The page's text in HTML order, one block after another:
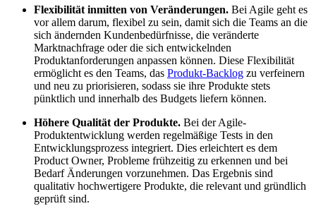
Flexibilität inmitten von Veränderungen. Bei Agile geht es
vor allem darum, flexibel zu sein, damit sich die Teams an die
sich ändernden Kundenbedürfnisse, die veränderte
Marktnachfrage oder die sich entwickelnden
Produktanforderungen anpassen können. Diese Flexibilität
ermöglicht es den Teams, das Produkt-Backlog zu verfeinern
und neu zu priorisieren, sodass sie ihre Produkte stets
pünktlich und innerhalb des Budgets liefern können.
Höhere Qualität der Produkte. Bei der Agile-
Produktentwicklung werden regelmäßige Tests in den
Entwicklungsprozess integriert. Dies erleichtert es dem
Product Owner, Probleme frühzeitig zu erkennen und bei
Bedarf Änderungen vorzunehmen. Das Ergebnis sind
qualitativ hochwertigere Produkte, die relevant und gründlich
geprüft sind.